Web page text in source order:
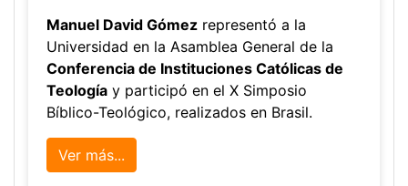
Manuel David Gómez representó a la
Universidad en la Asamblea General de la
Conferencia de Instituciones Católicas de
Teología y participó en el X Simposio
Bíblico-Teológico, realizados en Brasil.
Ver más...